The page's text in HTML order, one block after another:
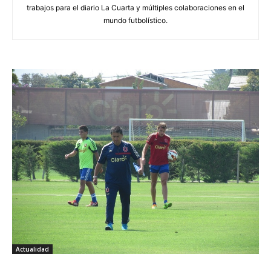
trabajos para el diario La Cuarta y múltiples colaboraciones en el
mundo futbolístico.
Actualidad